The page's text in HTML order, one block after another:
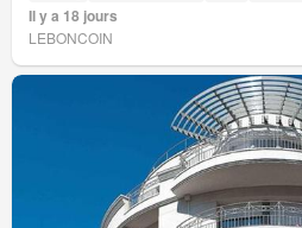
Il y a 18 jours
LEBONCOIN